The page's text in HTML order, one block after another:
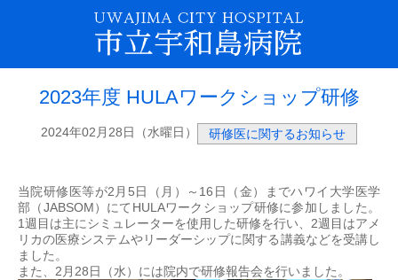
2023年度 HULAワークショップ研修
2024年02月28日（水曜日） 研修医に関するお知らせ
当院研修医等が2月5日（月）～16日（金）までハワイ大学医学
部（JABSOM）にてHULAワークショップ研修に参加しました。
1週目は主にシミュレーターを使用した研修を行い、2週目はアメ
リカの医療システムやリーダーシップに関する講義などを受講し
ました。
また、2月28日（水）には院内で研修報告会を行いました。